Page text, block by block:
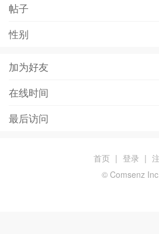
帖子
性别
加为好友
在线时间
最后访问
首页 | 登录 |
© Comsenz